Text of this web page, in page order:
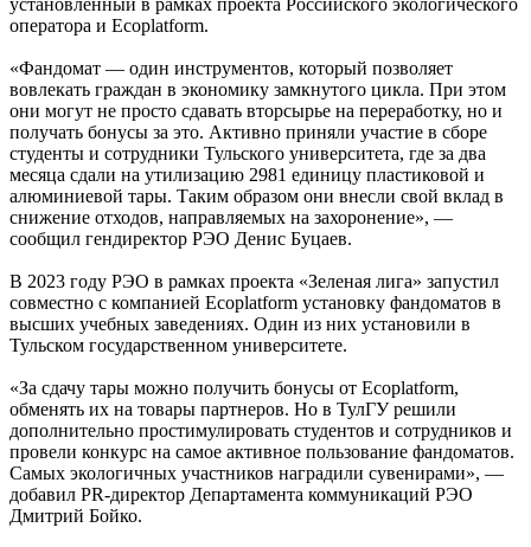
установленный в рамках проекта Российского экологического
оператора и Ecoplatform.
«Фандомат — один инструментов, который позволяет
вовлекать граждан в экономику замкнутого цикла. При этом
они могут не просто сдавать вторсырье на переработку, но и
получать бонусы за это. Активно приняли участие в сборе
студенты и сотрудники Тульского университета, где за два
месяца сдали на утилизацию 2981 единицу пластиковой и
алюминиевой тары. Таким образом они внесли свой вклад в
снижение отходов, направляемых на захоронение», —
сообщил гендиректор РЭО Денис Буцаев.
В 2023 году РЭО в рамках проекта «Зеленая лига» запустил
совместно с компанией Ecoplatform установку фандоматов в
высших учебных заведениях. Один из них установили в
Тульском государственном университете.
«За сдачу тары можно получить бонусы от Ecoplatform,
обменять их на товары партнеров. Но в ТулГУ решили
дополнительно простимулировать студентов и сотрудников и
провели конкурс на самое активное пользование фандоматов.
Самых экологичных участников наградили сувенирами», —
добавил PR-директор Департамента коммуникаций РЭО
Дмитрий Бойко.